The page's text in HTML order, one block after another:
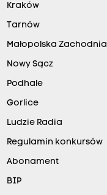
Kraków
Tarnów
Małopolska Zachodnia
Nowy Sącz
Podhale
Gorlice
Ludzie Radia
Regulamin konkursów
Abonament
BIP